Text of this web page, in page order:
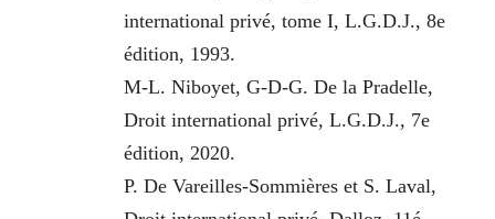
international privé, tome I, L.G.D.J., 8e
édition, 1993.
M-L. Niboyet, G-D-G. De la Pradelle,
Droit international privé, L.G.D.J., 7e
édition, 2020.
P. De Vareilles-Sommières et S. Laval,